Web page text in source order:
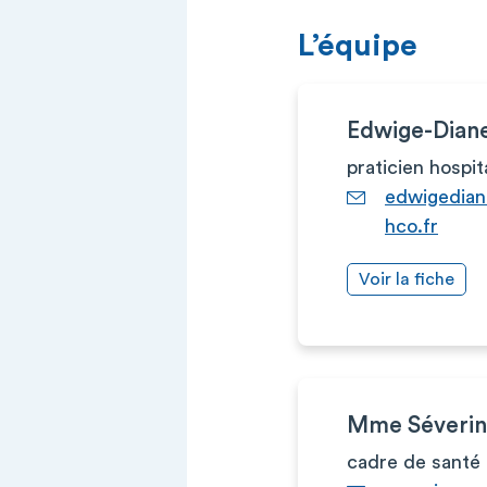
L’équipe
Edwige-
praticien
hco.fr
Voir la fiche
Mme
cadre de santé